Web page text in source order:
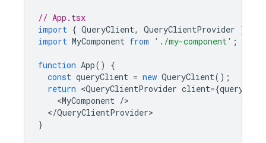
// App.tsx
import { QueryClient, QueryClientProvider }
import MyComponent from './my-component' ;
function App()
{
const queryClient = new QueryClient();
return <QueryClientProvider client={
<MyComponent /
</QueryClientProvider
}